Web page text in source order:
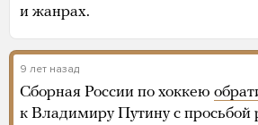
и жанрах.
9 лет назад
Сборная России по хоккею
к Владимиру Путину с просьбой